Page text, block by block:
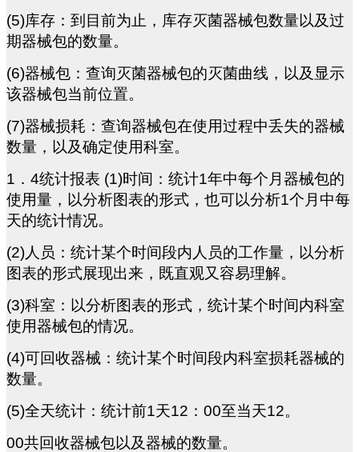
(5)库存：到目前为止，库存灭菌器械包数量以及过
期器械包的数量。
(6)器械包：查询灭菌器械包的灭菌曲线，以及显示
该器械包当前位置。
(7)器械损耗：查询器械包在使用过程中丢失的器械
数量，以及确定使用科室。
1 ．4统计报表 (1)时间：统计1年中每个月器械包的
使用量，以分析图表的形式，也可以分析1个月中每
天的统计情况。
(2)人员：统计某个时间段内人员的工作量，以分析
图表的形式展现出来，既直观又容易理解。
(3)科室：以分析图表的形式，统计某个时间内科室
使用器械包的情况。
(4)可回收器械：统计某个时间段内科室损耗器械的
数量。
(5)全天统计：统计前1天12：00至当天12。
00共回收器械包以及器械的数量。